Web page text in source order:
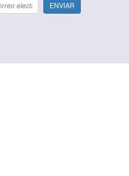
ENVIAR